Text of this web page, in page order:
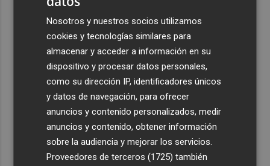
Nosotros y nuestros socios utilizamos
cookies y tecnologías similares para
almacenar y acceder a información en su
dispositivo y procesar datos personales,
como su dirección IP, identificadores únicos
y datos de navegación, para ofrecer
anuncios y contenido personalizados, medir
anuncios y contenido, obtener información
sobre la audiencia y mejorar los servicios.
Proveedores de terceros (1725) también